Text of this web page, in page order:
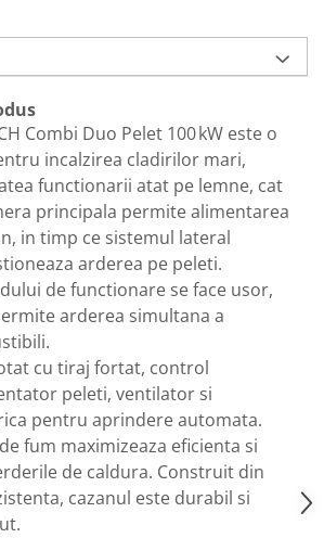
Combi Duo Pelet 100 kW este o
incalzirea cladirilor mari,
functionarii atat pe lemne, cat
principala permite alimentarea
in timp ce sistemul lateral
arderea pe peleti.
de functionare se face usor,
arderea simultana a
cu tiraj fortat, control
peleti, ventilator si
pentru aprindere automata.
fum maximizeaza eficienta si
de caldura. Construit din
cazanul este durabil si